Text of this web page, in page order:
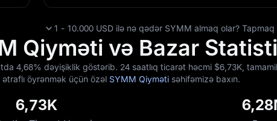
1 - 10.000 USD ilə nə qədər SYMM almaq olar?
Qiyməti və Bazar
4,68% dəyişiklik göstərib. 24 saatlıq ticarət həcmi $‎6,73K,
öyrənmək üçün özəl SYMM Qiyməti səhifəmizə baxın.
6,73K